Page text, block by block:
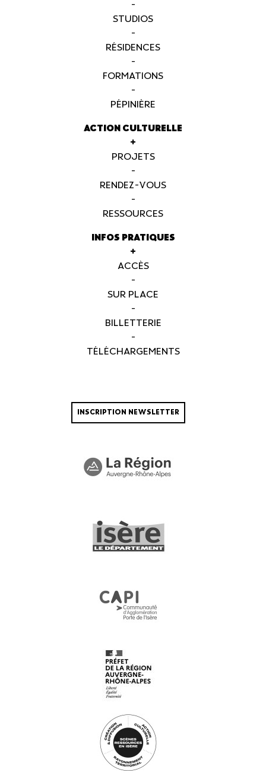
-
STUDIOS
-
RÉSIDENCES
-
FORMATIONS
-
PÉPINIÈRE
ACTION CULTURELLE
+
PROJETS
-
RENDEZ-VOUS
-
RESSOURCES
INFOS PRATIQUES
+
ACCÈS
-
SUR PLACE
-
BILLETTERIE
-
TÉLÉCHARGEMENTS
INSCRIPTION NEWSLETTER